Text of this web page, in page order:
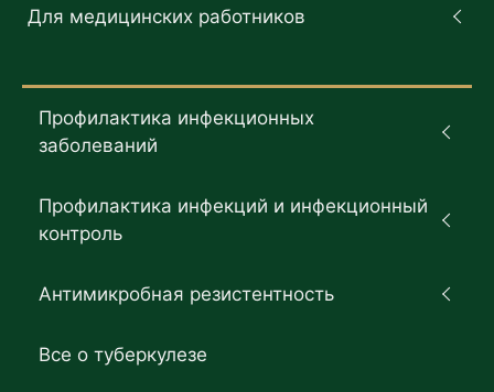
Для медицинских работников
Профилактика инфекционных
заболеваний
Профилактика инфекций и инфекционный
контроль
Антимикробная резистентность
Все о туберкулезе